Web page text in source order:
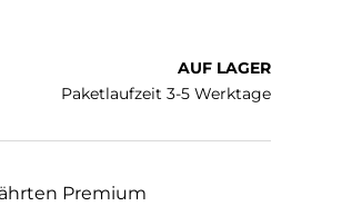
AUF LAGER
Paketlaufzeit 3-5 Werktage
Premium